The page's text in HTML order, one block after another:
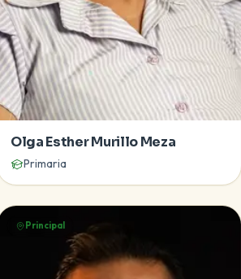
Olga Esther Murillo Meza
Primaria
Principal